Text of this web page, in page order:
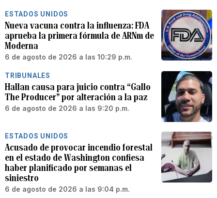
ESTADOS UNIDOS
Nueva vacuna contra la influenza: FDA
aprueba la primera fórmula de ARNm de
Moderna
6 de agosto de 2026 a las 10:29 p.m.
TRIBUNALES
Hallan causa para juicio contra “Gallo
The Producer” por alteración a la paz
6 de agosto de 2026 a las 9:20 p.m.
ESTADOS UNIDOS
Acusado de provocar incendio forestal
en el estado de Washington confiesa
haber planificado por semanas el
siniestro
6 de agosto de 2026 a las 9:04 p.m.